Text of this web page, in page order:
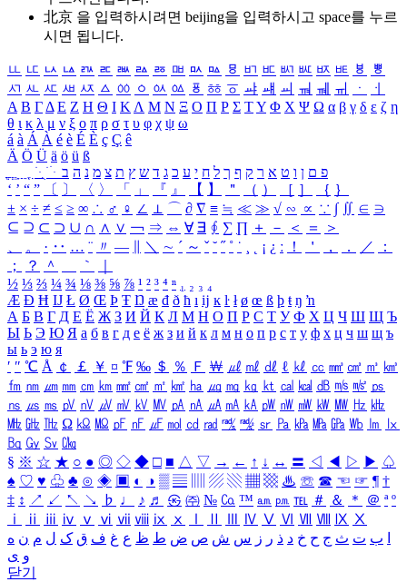
北京 을 입력하시려면 beijing을 입력하시고 space를 누르
시면 됩니다.
ㅥ ㅦ ㅧ ㅨ ㅩ ㅪ ㅫ ㅬ ㅭ ㅮ ㅯ ㅰ ㅱ ㅲ ㅳ ㅴ ㅵ ㅶ ㅷ ㅸ
ㅹ
ㅺ ㅻ ㅼ ㅽ ㅾ ㅿ ㆀ ㆁ ㆂ ㆃ ㆄ ㆅ ㆆ ㆇ ㆈ ㆉ ㆊ ㆋ ㆌ ㆍ
ㆎ
Α Β ΓΔ Ε Ζ Η Θ Ι ΚΛ Μ Ν Ξ Ο Π Ρ Σ ΤΥ Φ Χ Ψ Ω α β γ δ ε ζ η
θ ι κ λ μ ν ξ ο π ρ σ τ υ φ χ ψ ω
á à Á À é è É È ç Ç ê
Ä Ö Ü ä ö ü ß
ִֶֹ ֻּ ׁׂ פ ם ן ו ט א ר ק ף ך ל ח י ע כ ג ד ש ץ ת צ מ נ ה ב
‘ ’ “ ” 〔 〕 〈 〉 「 」 『 』 【 】 ＂ （ ） ［ ］ ｛ ｝
± × ÷ ≠ ≤ ≥ ∞ ∴ ♂ ♀ ∠ ⊥ ⌒ ∂ ∇ ≡ ≒ ≪ ≫ √ ∽ ∝ ∵ ∫ ∬ ∈ ∋
⊆ ⊇ ⊂ ⊃ ∪ ∩ ∧ ∨ ￢ ⇒ ⇔ ∀ ∃ ∮ ∑ ∏ ＋ － ＜ ＝
＞
、
。 · ‥ … ¨ 〃 ― ＼ ∼ ´ ～ ˇ ˘ ˝ ˚ ˙ ¸ ¡ ¿ ː ！ ＇ ， ． ／
：
；
？ ＾ ｀
½ ⅓ ⅔ ¼ ¾ ⅛ ⅜ ⅝ ⅞ ¹ ² ³ ⁴ ⁿ ₁ ₂ ₃ ₄
Æ Ð Ħ Ĳ Ł Ø Œ Þ Ŧ Ŋ æ đ ð ħ ı ĳ ĸ ŀ ł ø œ ß þ ŧ ŋ ŉ
А Б В Г Д Е Ё Ж З И Й К Л М Н О П Р С Т У Ф Х Ц Ч Ш Щ Ъ
Ы Ь Э Ю Я а б в г д е ё ж з и й к л м н о п р с т у ф х ц ч ш щ ъ
ы ь э ю я
′ ″ ℃ Å ￠ ￡ ￥ ¤ ℉ ‰ ＄ ％ Ｆ ￦ ㎕ ㎖ ㎗ ℓ ㎘ ㏄ ㎣ ㎤ ㎥ ㎦
㎙ ㎚ ㎛ ㎜ ㎝ ㎞ ㎟ ㎠ ㎡ ㎢ ㏊ ㎍ ㎎ ㎏ ㏏ ㎈ ㎉ ㏈ ㎧ ㎨ ㎰
㎱ ㎲ ㎳ ㎴ ㎵ ㎶ ㎷ ㎸ ㎹ ㎀ ㎁ ㎂ ㎃ ㎄ ㎺ ㎻ ㎽ ㎾ ㎿ ㎐ ㎑
㎒ ㎓ ㎔ Ω ㏀ ㏁ ㎊ ㎋ ㎌ ㏖ ㏅ ㎭ ㎮ ㎯ ㏛ ㎩ ㎪ ㎫ ㎬ ㏝ ㏐
㏓
㏃ ㏉ ㏜ ㏆
§ ※ ☆ ★ ○ ● ◎ ◇ ◆ □ ■ △ ▽ → ← ↑ ↓ ↔ 〓 ◁ ◀ ▷ ▶ ♤
♠ ♡ ♥ ♧ ♣ ⊙ ◈ ▣ ◐ ◑ ▒ ▤ ▨ ▧ ▦ ▩ ♨ ☏ ☎ ☜ ☞ ¶ †
‡ ↕ ↗ ↙ ↖ ↘ ♭ ♩ ♪ ♬ ㉿ ㈜ № ㏇ ™ ㏂ ㏘ ℡ ＃ ＆ ＊ ＠ ª º
ⅰ
ⅱ ⅲ ⅳ ⅴ ⅵ ⅶ ⅷ ⅸ ⅹ Ⅳ Ⅴ Ⅵ Ⅶ Ⅷ Ⅸ Ⅹ
ب ت ث ج ح خ د ذ ر ز س ش ص ض ط ظ ع غ ف ق ک ل م ن ه
و ی
닫기